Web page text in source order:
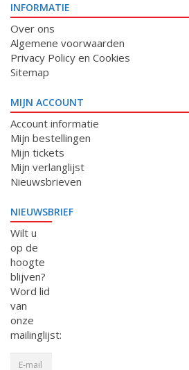
INFORMATIE
Over ons
Algemene voorwaarden
Privacy Policy en Cookies
Sitemap
MIJN ACCOUNT
Account informatie
Mijn bestellingen
Mijn tickets
Mijn verlanglijst
Nieuwsbrieven
NIEUWSBRIEF
Wilt u
op de
hoogte
blijven?
Word lid
van
onze
mailinglijst: